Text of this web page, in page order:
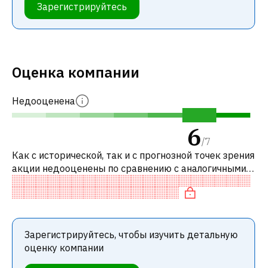
Зарегистрируйтесь
Оценка компании
Недооценена
6/7
Как с исторической, так и с прогнозной точек зрения
акции недооценены по сравнению с аналогичными
акциями. В частности, акция нейтрально оценена по
EV/EBITDA и недооценен
Зарегистрируйтесь, чтобы изучить детальную
оценку компании